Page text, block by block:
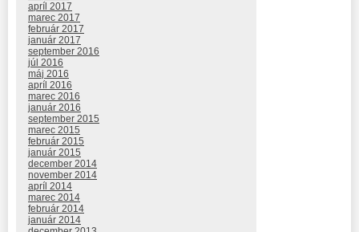
apríl 2017
marec 2017
február 2017
január 2017
september 2016
júl 2016
máj 2016
apríl 2016
marec 2016
január 2016
september 2015
marec 2015
február 2015
január 2015
december 2014
november 2014
apríl 2014
marec 2014
február 2014
január 2014